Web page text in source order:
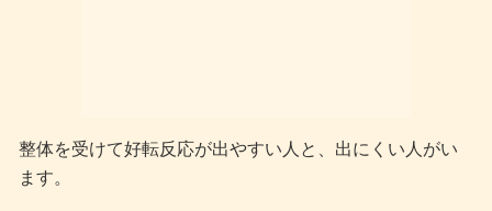
整体を受けて好転反応が出やすい人と、出にくい人がい
ます。